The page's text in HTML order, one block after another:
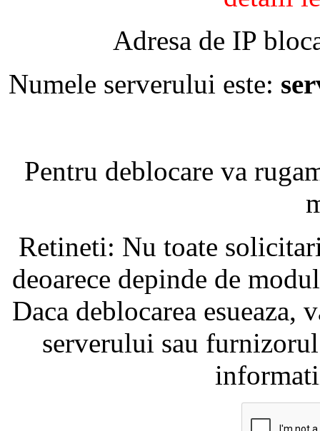
Adresa de IP
Numele serverului este:
Pentru deblocare va
Retineti: Nu toate
deoarece depinde de
Daca deblocarea
serverului sau